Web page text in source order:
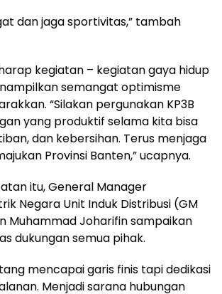
dan jaga sportivitas,” tambah
kegiatan – kegiatan gaya hidup
semangat optimisme
“Silakan pergunakan KP3B
yang produktif selama kita bisa
dan kebersihan. Terus menjaga
Provinsi Banten,” ucapnya.
itu, General Manager
Negara Unit Induk Distribusi (GM
Muhammad Joharifin sampaikan
dukungan semua pihak.
mencapai garis finis tapi dedikasi
Menjadi sarana hubungan